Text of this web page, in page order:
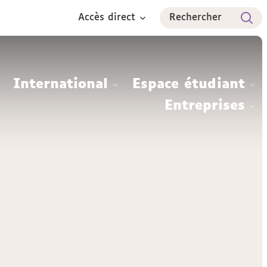
Accès direct Rechercher
International
Espace étudiant
Entreprises